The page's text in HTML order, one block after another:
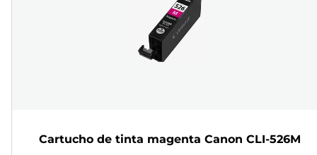
Cartucho de tinta magenta Canon CLI-526M